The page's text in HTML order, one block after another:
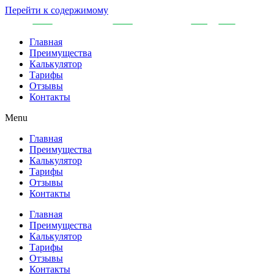
Перейти к содержимому
Главная
Преимущества
Калькулятор
Тарифы
Отзывы
Контакты
Menu
Главная
Преимущества
Калькулятор
Тарифы
Отзывы
Контакты
Главная
Преимущества
Калькулятор
Тарифы
Отзывы
Контакты